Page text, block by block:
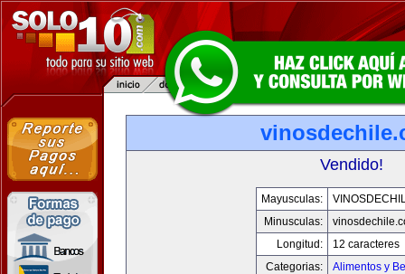
Vendido!
Mayusculas:
Minusculas:
Longitud:
12 caracteres
Categorias:
Alimentos y